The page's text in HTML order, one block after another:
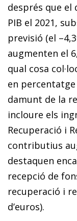
després que el
PIB el 2021,
previsió (el
augmenten el
qual cosa
en percentatge
damunt de la
incloure els
Recuperació i
contributius
destaquen
recepció de
recuperació i
d’euros).